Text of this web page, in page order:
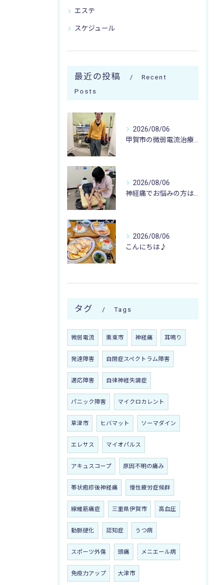
エステ
スケジュール
最近の投稿
Recent
Posts
2026/08/06
甲賀市の微弱電流治療なら寺庄整骨院へ🚴🏻‍♂️
2026/08/06
神経痛でお悩みの方は寺庄整骨院へ💁🏻‍♂️🍀
2026/08/06
こんにちは♪
タグ Tags
微弱電流 栗東市 神経痛 耳鳴り
発達障害 自閉症スペクトラム障害
適応障害 自律神経失調症
パニック障害 マイクロカレント
草津市 ヒバマット ソーマダイン
エレサス マイオパルス
アキュスコープ 原因不明の痛み
帯状疱疹後神経痛 慢性疲労症候群
線維筋痛症 三重県伊賀市 高血圧
動脈硬化 認知症 うつ病
スポーツ外傷 頭痛 メニエール病
免疫力アップ 大津市